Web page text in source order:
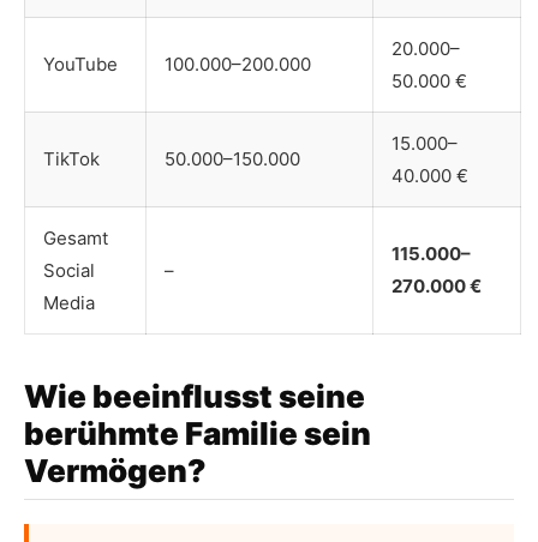
YouTube 100.000–200.000
20.000–
50.000 €
TikTok 50.000–150.000
15.000–
40.000 €
Gesamt
Social
Media
–
115.000–
270.000 €
Wie beeinflusst seine
berühmte Familie sein
Vermögen?